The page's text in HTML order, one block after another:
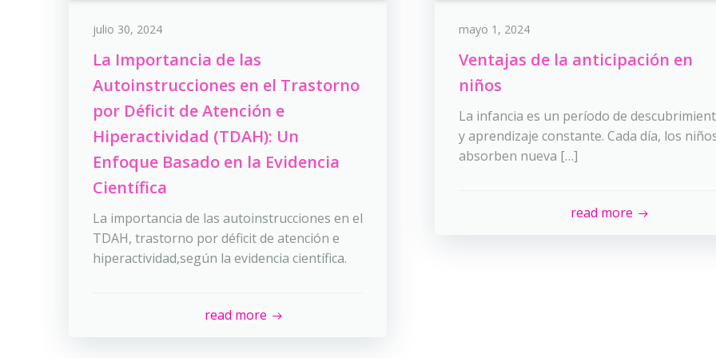
julio 30, 2024
La Importancia de las
Autoinstrucciones en el Trastorno
por Déficit de Atención e
Hiperactividad (TDAH): Un
Enfoque Basado en la Evidencia
Científica
La importancia de las autoinstrucciones en el
TDAH, trastorno por déficit de atención e
hiperactividad,según la evidencia científica.
read more
mayo 1, 2024
Ventajas de la anticipación en
niños
La infancia es un período de
y aprendizaje constante. Cada día, los
absorben nueva […]
read more